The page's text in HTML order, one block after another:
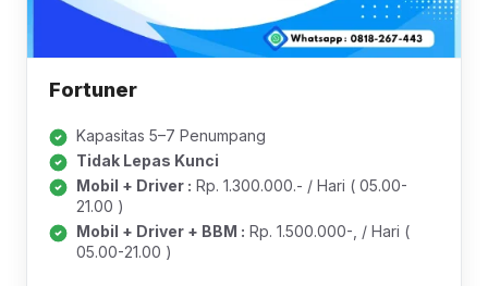
Fortuner
Kapasitas 5–7 Penumpang
Tidak Lepas Kunci
Mobil + Driver : Rp. 1.300.000.- / Hari ( 05.00-
21.00 )
Mobil + Driver + BBM : Rp. 1.500.000-, / Hari (
05.00-21.00 )